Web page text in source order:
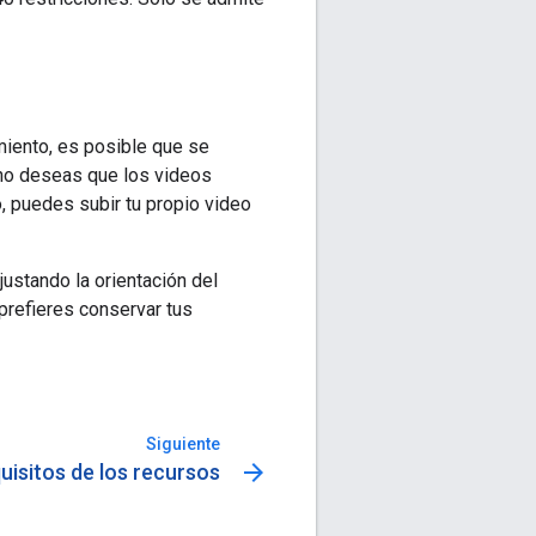
es posible que se
deseas que los videos
puedes subir tu propio video
la orientación del
conservar tus
Siguiente
de los recursos arrow_forward